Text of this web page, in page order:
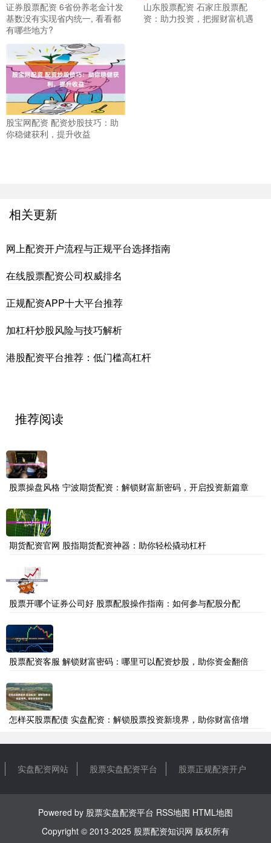
证券股票配资 6省份养老金计发
基数没有实现省内统一, 看看都
有哪些地方?
山东股票配资 石家庄股票配
资：助力投资，把握财富机遇
股宝网配资 配资炒股技巧：助
你稳健获利，提升收益
相关更新
网上配资开户流程与正规平台选择指南
在线股票配资公司权威排名
正规配资APP十大平台推荐
加杠杆炒股风险与技巧解析
港股配资平台推荐：低门槛高杠杆
推荐阅读
股票操盘风格 宁波期货配资：解锁财富新密码，开启投资新篇章
期货配资官网 股指期货配资神器：助你轻松撬动杠杆
股票开哪个证券公司好 股票配股操作指南：如何参与配股分配
股票配资客服 解锁财富密码：哪里可以配资炒股，助你资金翻倍
怎样买股票配债 实盘配资：解锁股票投资新境界，助你财富倍增
实盘配资网站 股票实盘配资平台 股票正规配资开户
Powered by 股票实盘配资平台 RSS地图 HTML地图
Copyright © 2013-2025 股票配资知识网 版权所有